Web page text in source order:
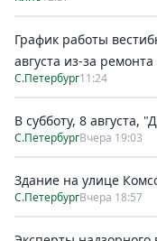
График работы
августа из-за
С.Петербург11:24
В субботу, 8 августа,
С.ПетербургВчера 19:03
Здание на улице
С.ПетербургВчера 18:57